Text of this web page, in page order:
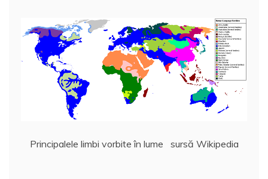
Principalele limbi vorbite în lume sursă Wikipedia